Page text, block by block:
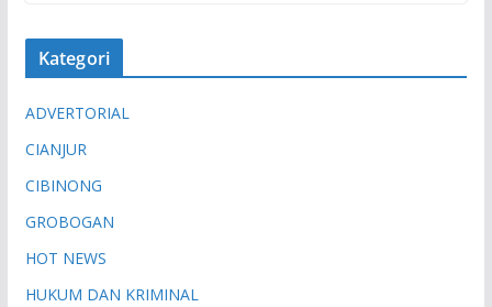
Kategori
ADVERTORIAL
CIANJUR
CIBINONG
GROBOGAN
HOT NEWS
HUKUM DAN KRIMINAL